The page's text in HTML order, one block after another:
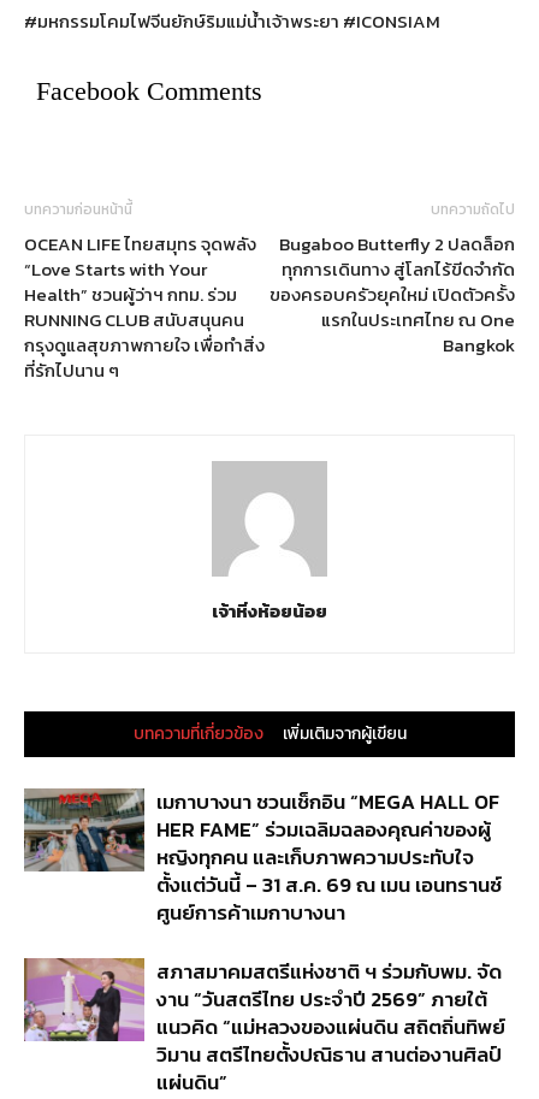
#มหกรรมโคมไฟจีนยักษ์ริมแม่น้ำเจ้าพระยา #ICONSIAM
Facebook Comments
บทความก่อนหน้านี้
OCEAN LIFE ไทยสมุทร จุดพลัง
“Love Starts with Your
Health” ชวนผู้ว่าฯ กทม. ร่วม
RUNNING CLUB สนับสนุนคน
กรุงดูแลสุขภาพกายใจ เพื่อทำสิ่ง
ที่รักไปนาน ๆ
บทความถัดไป
Bugaboo Butterfly 2 ปลดล็อก
ทุกการเดินทาง สู่โลกไร้ขีดจำกัด
ของครอบครัวยุคใหม่ เปิดตัวครั้ง
แรกในประเทศไทย ณ One
Bangkok
เจ้าหิ่งห้อยน้อย
บทความที่เกี่ยวข้อง เพิ่มเติมจากผู้เขียน
เมกาบางนา ชวนเช็กอิน “MEGA HALL OF
HER FAME” ร่วมเฉลิมฉลองคุณค่าของผู้
หญิงทุกคน และเก็บภาพความประทับใจ
ตั้งแต่วันนี้ – 31 ส.ค. 69 ณ เมน เอนทรานซ์
ศูนย์การค้าเมกาบางนา
สภาสมาคมสตรีแห่งชาติ ฯ ร่วมกับพม. จัด
งาน “วันสตรีไทย ประจำปี 2569” ภายใต้
แนวคิด “แม่หลวงของแผ่นดิน สถิตถิ่นทิพย์
วิมาน สตรีไทยตั้งปณิธาน สานต่องานศิลป์
แผ่นดิน”